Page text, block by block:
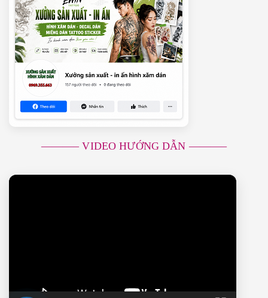
———– VIDEO HƯỚNG DẪN ———–